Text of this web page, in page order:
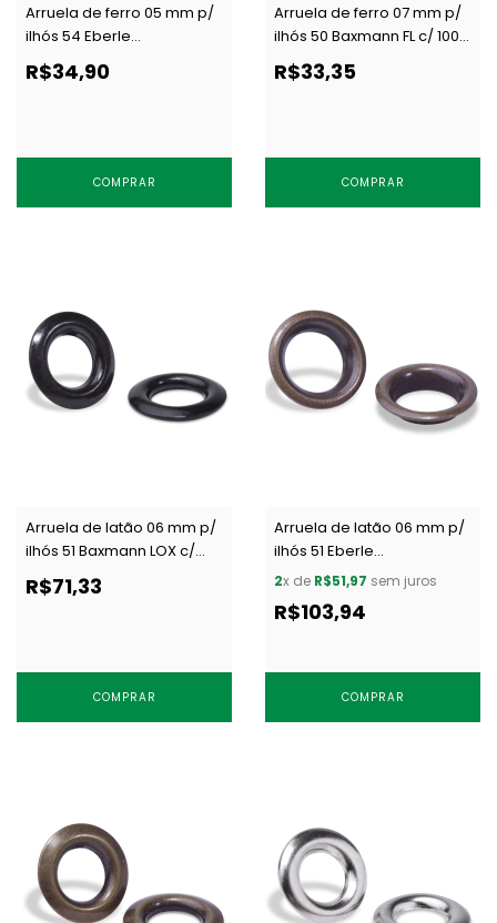
Arruela de ferro 05 mm p/
ilhós 54 Eberle
AR.090.050.20.F OXI c/ 1000
un
R$34,90
COMPRAR
Arruela de ferro 07 mm p/
ilhós 50 Baxmann FL c/ 1000
R$33,35
COMPRAR
Arruela de latão 06 mm p/
ilhós 51 Baxmann LOX c/
1000 un
R$71,33
COMPRAR
Arruela de latão 06 mm p/
ilhós 51 Eberle
AR.095.060.25.L OXI c/ 1000
2x de R$51,97 sem juros
R$103,94
COMPRAR